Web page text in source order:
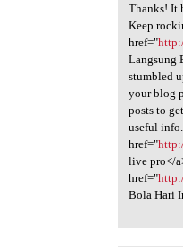
Thanks! It
Keep
href="
Langsung
stumbled
your blog
posts to
useful
href="
live pro</
href="
Bola Hari